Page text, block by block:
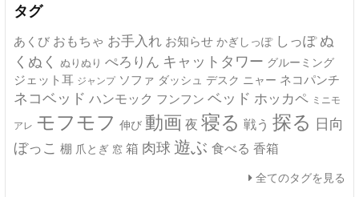
タグ
あくび おもちゃ お手入れ お知らせ かぎしっぽ しっぽ ぬ
くぬく ぬりぬり ぺろりん キャットタワー グルーミング
ジェット耳 ジャンプ ソファ ダッシュ デスク ニャー ネコパンチ
ネコベッド ハンモック フンフン ベッド ホッカペ ミニモ
アレ モフモフ 伸び 動画 夜 寝る 戦う 探る 日向
ぼっこ 棚 爪とぎ 窓 箱 肉球 遊ぶ 食べる 香箱
全てのタグを見る